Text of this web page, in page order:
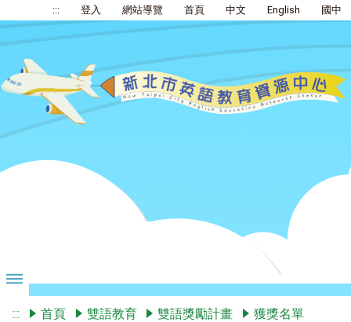
::: 登入 網站導覽 首頁 中文 English 國中
::: 首頁 雙語教育 雙語獎勵計畫
獲獎名單